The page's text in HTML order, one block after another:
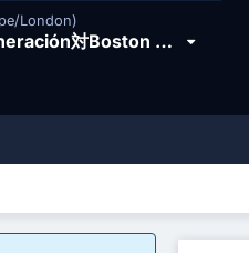
London)
Campeche FC Nueva Generación対Boston Cancún FC